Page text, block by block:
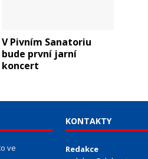
V Pivním Sanatoriu
bude první jarní
koncert
ve
KONTAKTY
Redakce